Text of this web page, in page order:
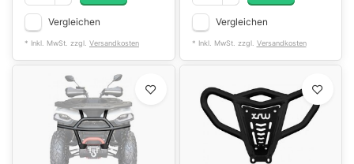
Vergleichen
* Inkl. MwSt. zzgl. Versandkosten
Vergleichen
* Inkl. MwSt. zzgl. Versandkosten